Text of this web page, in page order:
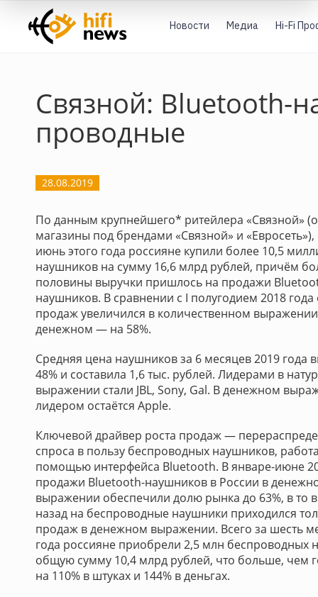
Новости Медиа Hi-Fi
Связной: Bluetooth-
проводные
28.08.2019
По данным крупнейшего* ритейлера «Связной»
магазины под брендами «Связной» и
июнь этого года россияне купили более 10,5
наушников на сумму 16,6 млрд рублей, причём
половины выручки пришлось на продажи
наушников. В сравнении с I полугодием 2018
продаж увеличился в количественном
денежном — на 58%.
Средняя цена наушников за 6 месяцев 2019 года
48% и составила 1,6 тыс. рублей. Лидерами в
выражении стали JBL, Sony, Gal. В денежном
лидером остаётся Apple.
Ключевой драйвер роста продаж —
спроса в пользу беспроводных наушников,
помощью интерфейса Bluetooth. В январе-июне
продажи Bluetooth-наушников в России в
выражении обеспечили долю рынка до 63%, в то
назад на беспроводные наушники приходился
продаж в денежном выражении. Всего за шесть
года россияне приобрели 2,5 млн беспроводных
общую сумму 10,4 млрд рублей, что больше, чем
на 110% в штуках и 144% в деньгах.